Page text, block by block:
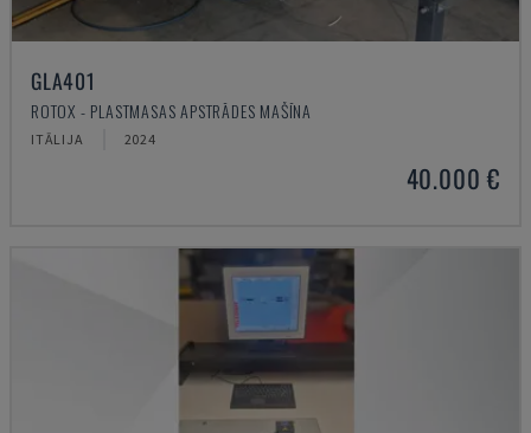
GLA401
ROTOX - PLASTMASAS APSTRĀDES MAŠĪNA
ITĀLIJA 2024
40.000 €